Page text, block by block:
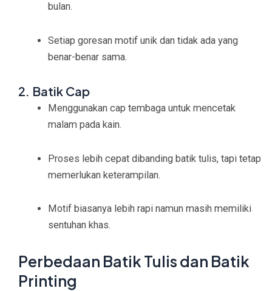
bulan.
Setiap goresan motif unik dan tidak ada yang
benar-benar sama.
2. Batik Cap
Menggunakan cap tembaga untuk mencetak
malam pada kain.
Proses lebih cepat dibanding batik tulis, tapi tetap
memerlukan keterampilan.
Motif biasanya lebih rapi namun masih memiliki
sentuhan khas.
Perbedaan Batik Tulis dan Batik
Printing